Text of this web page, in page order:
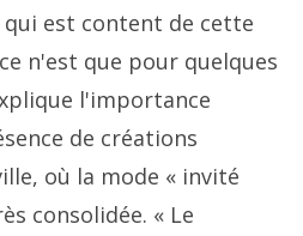
qui est content de cette
n'est que pour quelques
l'importance
de créations
où la mode « invité
consolidée. « Le